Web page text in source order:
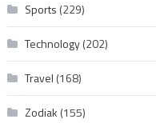
Sports (229)
Technology(202)
Travel (168)
Zodiak (155)